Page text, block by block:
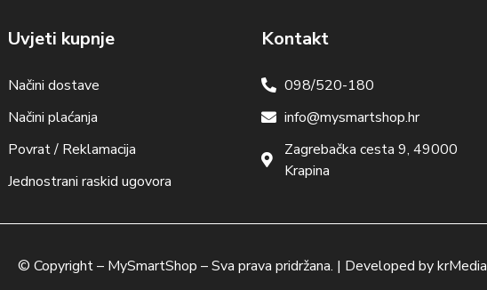
Uvjeti kupnje
Načini dostave
Načini plaćanja
Povrat / Reklamacija
Jednostrani raskid ugovora
Kontakt
098/520-180
info@mysmartshop.hr
Zagrebačka cesta 9, 49000
Krapina
© Copyright – MySmartShop – Sva prava pridržana. | Developed bykrMedia